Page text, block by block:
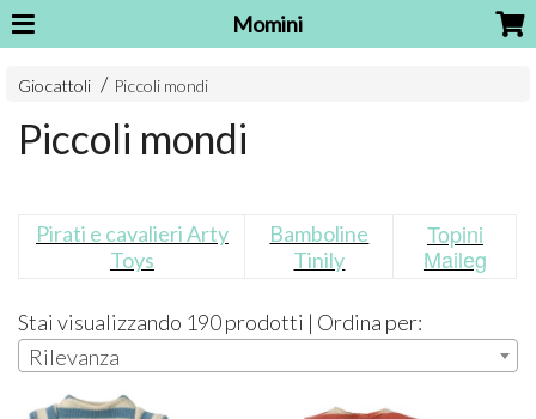
Momini
Giocattoli Piccoli mondi
Piccoli mondi
Pirati e cavalieri Arty
Toys
Bamboline
Tinily
Topini
Maileg
Stai visualizzando 190 prodotti | Ordina per:
Rilevanza